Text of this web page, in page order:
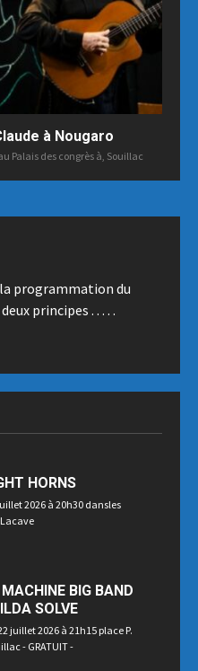
à Nougaro
Palais des congrès à, Souillac
programmation du
principes . . . . .
HORNS
2026 à 20h30 dansles
BIG BAND
SOLVE
juillet 2026 à 21h15 place P.
- GRATUIT -